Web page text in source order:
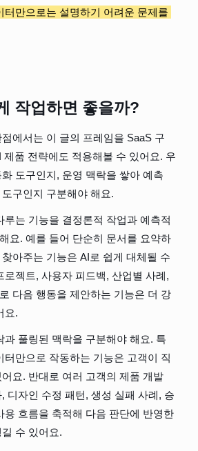
터만으로는 설명하기 어려운 문제를
작업하면 좋을까?
에서는 이 글의 프레임을 SaaS 구
제품 전략에도 적용해볼 수 있어요. 우
도구인지, 운영 맥락을 쌓아 예측
구인지 구분해야 해요.
루는 기능을 결정론적 작업과 예측적
요. 예를 들어 단순히 문서를 요약하
아주는 기능은 AI로 쉽게 대체될 수
로젝트, 사용자 피드백, 산업별 사례,
다음 행동을 제안하는 기능은 더 강
요.
과 풀링된 맥락을 구분해야 해요. 특
터만으로 작동하는 기능은 고객이 직
요. 반대로 여러 고객의 제품 개발
디자인 수정 패턴, 생성 실패 사례, 승
용 흐름을 축적해 다음 판단에 반영한
수 있어요.